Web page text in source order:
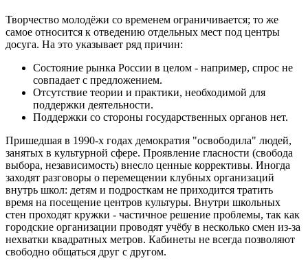
Творчество молодёжи со временем ограничивается; то же
самое относится к отведению отдельных мест под центры
досуга. На это указывает ряд причин:
Состояние рынка России в целом - например, спрос не
совпадает с предложением.
Отсутствие теории и практики, необходимой для
поддержки деятельности.
Поддержки со стороны государственных органов нет.
Пришедшая в 1990-х годах демократия "освободила" людей,
занятых в культурной сфере. Проявление гласности (свобода
выбора, независимость) внесло ценные коррективы. Иногда
заходят разговоры о перемещении клубных организаций
внутрь школ: детям и подросткам не приходится тратить
время на посещение центров культуры. Внутри школьных
стен проходят кружки - частичное решение проблемы, так как
городские организации проводят учёбу в несколько смен из-за
нехватки квадратных метров. Кабинеты не всегда позволяют
свободно общаться друг с другом.